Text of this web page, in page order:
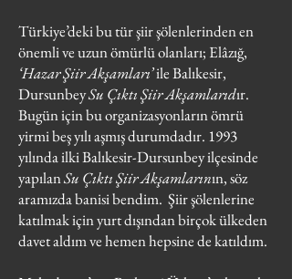
Türkiye’deki bu tür şiir şölenlerinden en
önemli ve uzun ömürlü olanları; Elâzığ,
‘Hazar Şiir Akşamları’ile Balıkesir,
DursunbeySu Çıktı Şiir Akşamlarıdır.
Bugün için bu organizasyonların ömrü
yirmi beş yılı aşmış durumdadır. 1993
yılında ilki Balıkesir-Dursunbey ilçesinde
yapılanSu Çıktı Şiir Akşamlarının, söz
aramızda banisi bendim. Şiir şölenlerine
katılmak için yurt dışından birçok ülkeden
davet aldım ve hemen hepsine de katıldım.